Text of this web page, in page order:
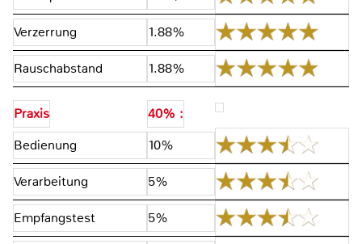
Verzerrung 1.88%
Rauschabstand 1.88%
Praxis
40% :
Bedienung
10%
Verarbeitung 5%
Empfangstest 5%